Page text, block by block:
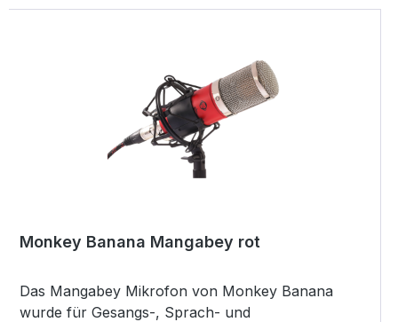
Triode Richtcharakteristik: Kugel, Niere, Acht, 6
weitere Pattern (einstellbar) Frequenzbereich: 20
Hz20 kHz Max Input SPL: 135 dB (@ 1 kHz _/&lt; 1
% T.H.D.) Ausgangsimpedanz: 100 Ohm (+/-30 %)
(@ 1 kHz) Empfindlichkeit: -34 dB ±2 dB (0 dB =
1V/Pa @ 1 kHz) Signal/Rauschabstand: 80 dB
mm Gewicht PSU: 1700 g Verfügbare Farben:
Monkey Banana Mangabey rot
Das Mangabey Mikrofon von Monkey Banana
wurde für Gesangs-, Sprach- und